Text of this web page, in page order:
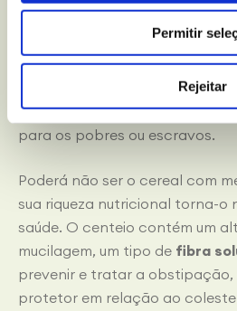
Permitir
Rejeitar
presença de compostos
com um ligeiro sabor amargo e
palatabilidade, o que poderá
na alimentação tenha
De facto, antigamente era
para os pobres ou escravos.
Poderá não ser o cereal com
sua riqueza nutricional torna-o
saúde. O centeio contém um
mucilagem, um tipo de fibra
prevenir e tratar a obstipação,
protetor em relação ao